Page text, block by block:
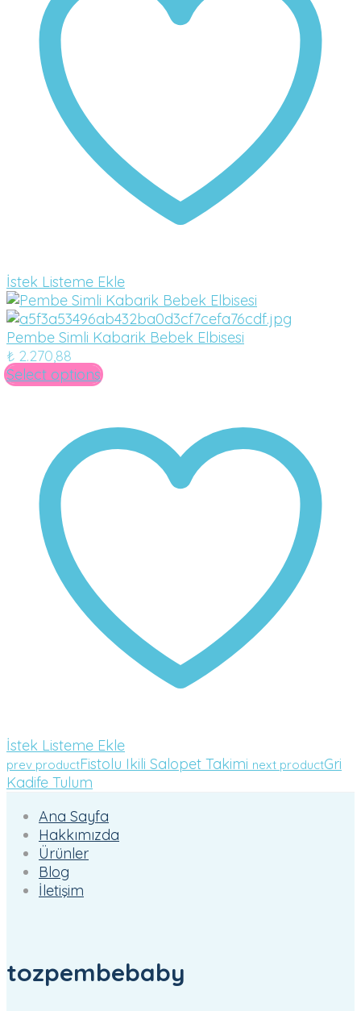
İstek Listeme Ekle
Pembe Simli Kabarik Bebek Elbisesi
₺ 2.270,88
Select options
İstek Listeme Ekle
prev productFistolu Ikili Salopet Takimi next productGri
Kadife Tulum
Ana Sayfa
Hakkımızda
Ürünler
Blog
İletişim
tozpembebaby